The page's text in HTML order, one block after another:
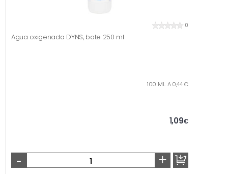
0
Agua oxigenada DYNS, bote 250 ml
100 ML. A 0,44 €
1,09€
- +